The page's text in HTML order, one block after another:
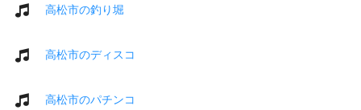
高松市の釣り堀
高松市のディスコ
高松市のパチンコ